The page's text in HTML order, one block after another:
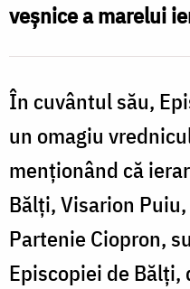
veşnice a marelui
În cuvântul său,
un omagiu
menționând că
Bălți, Visarion
Partenie Ciopron,
Episcopiei de Bălți,